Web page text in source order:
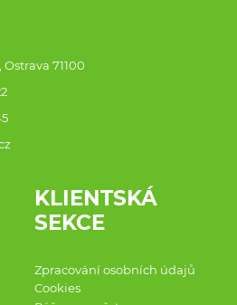
71100
KLIENTSKÁ
SEKCE
Zpracování osobních údajů
Cookies